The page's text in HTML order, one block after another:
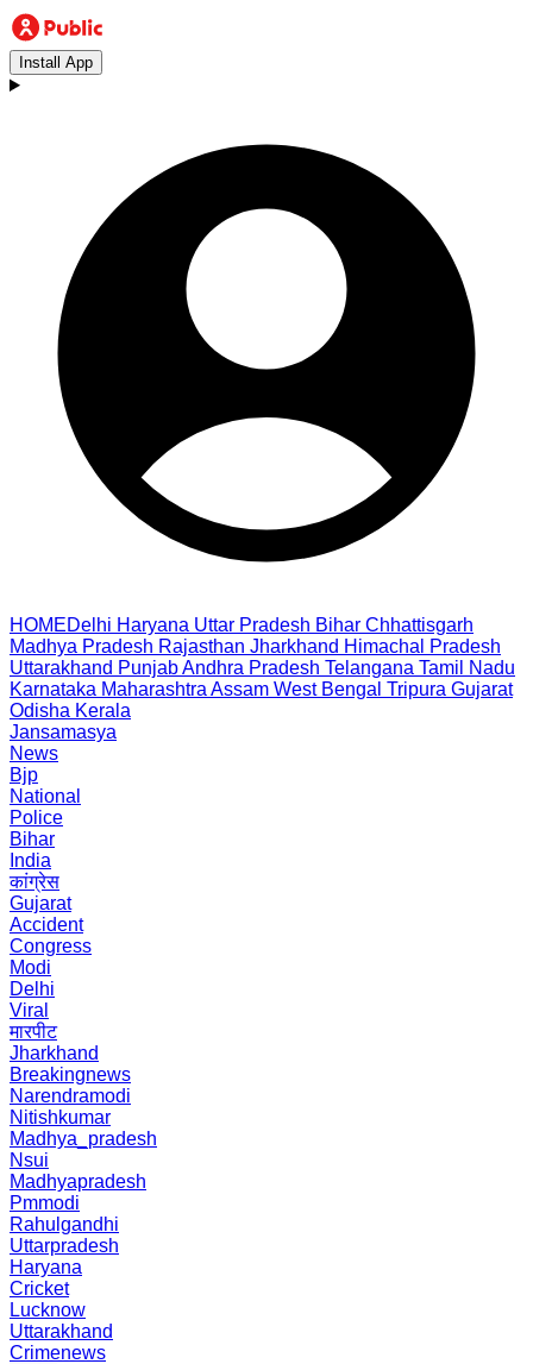
Install App
HOMEDelhi Haryana Uttar Pradesh Bihar Chhattisgarh
Madhya Pradesh Rajasthan Jharkhand Himachal Pradesh
Uttarakhand PunjabAndhra Pradesh Telangana Tamil Nadu
Karnataka Maharashtra Assam West Bengal Tripura Gujarat
Odisha Kerala
Jansamasya
News
Bjp
National
Police
Bihar
India
कांग्रेस
Gujarat
Accident
Congress
Modi
Delhi
Viral
मारपीट
Jharkhand
Breakingnews
Narendramodi
Nitishkumar
Madhya_pradesh
Nsui
Madhyapradesh
Pmmodi
Rahulgandhi
Uttarpradesh
Haryana
Cricket
Lucknow
Uttarakhand
Crimenews